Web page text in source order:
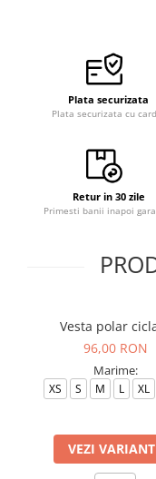
Plata securizata
Plata securizata cu
Retur in 30 zile
Primesti banii inapoi
Vesta polar
96,00 RON
Marime:
XS S M L XL
VEZI